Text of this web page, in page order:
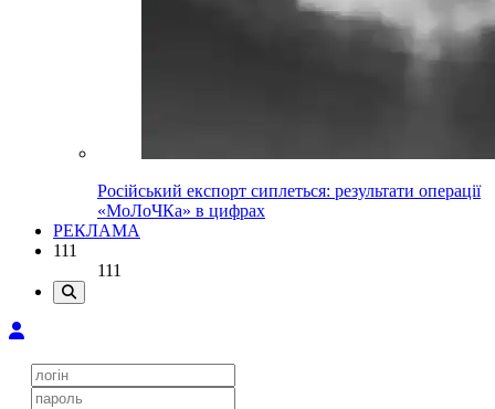
Російський експорт сиплеться: результати операції
«МоЛоЧКа» в цифрах
РЕКЛАМА
111
111